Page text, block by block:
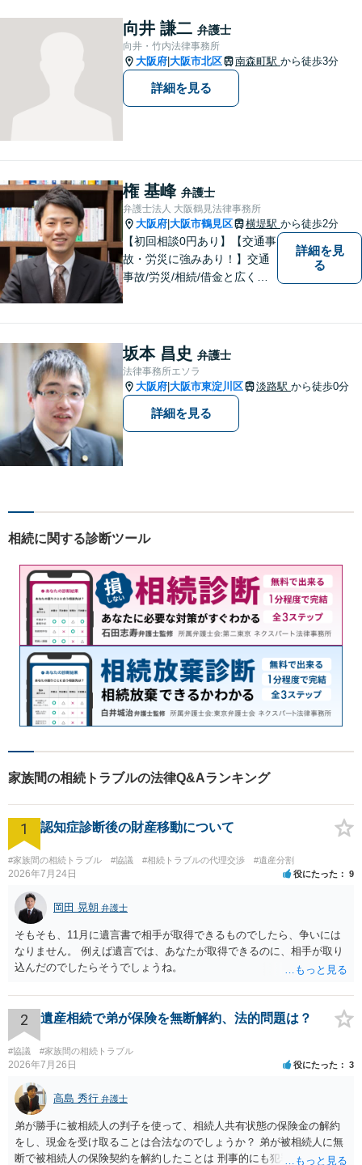
頼者様が不安を抱かないよう
に、わかりやすく的確なアド
バイスを心がけております。
向井 謙二 弁護士
向井・竹内法律事務所
大阪府 大阪市北区 南森町駅 から徒歩3分
詳細を見る
権 基峰 弁護士
弁護士法人 大阪鶴見法律事務所
大阪府 大阪市鶴見区 横堤駅 から徒歩2分
【初回相談0円あり】【交通事
故・労災に強みあり！】交通
事故/労災/相続/借金と広く法
にご相談ください。【労災事
故：9年前の事故でも数千万円
の賠償を獲得】
詳細を見
る
坂本 昌史 弁護士
法律事務所エソラ
大阪府 大阪市東淀川区 淡路駅 から徒歩0分
詳細を見る
相続に関する診断ツール
家族間の相続トラブルの法律Q&Aランキング
1 認知症診断後の財産移動について
#家族間の相続トラブル #協議 #相続トラブルの代理交渉 #遺産分割
2026年7月24日 役にたった 9
岡田 晃朝 弁護士
そもそも、11月に遺言書で相手が取得できるものでしたら、争いには
なりません。 例えば遺言では、あなたが取得できるのに、相手が取り
込んだのでしたらそうでしょうね。
2 遺産相続で弟が保険を無断解約、法的問題は？
#協議 #家族間の相続トラブル
2026年7月26日 役にたった 3
高島 秀行 弁護士
弟が勝手に被相続人の判子を使って、相続人共有状態の保険金の解約
をし、現金を受け取ることは合法なのでしょうか？ 弟が被相続人に無
断で被相続人の保険契約を解約したことは 刑事的にも犯罪となる可能